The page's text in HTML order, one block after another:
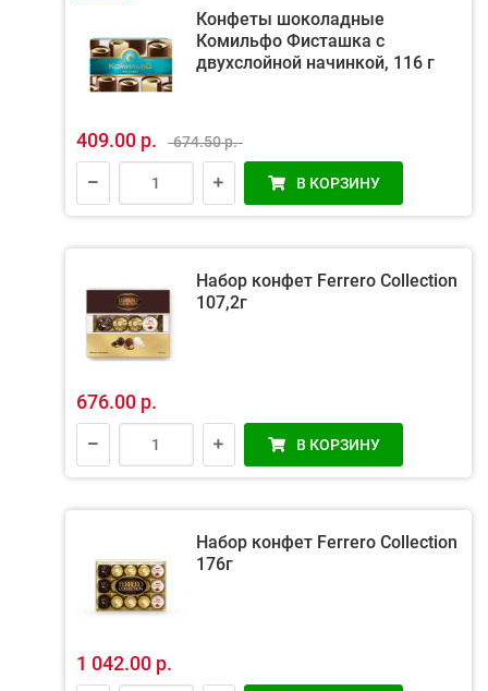
Конфеты шоколадные
Комильфо Фисташка с
двухслойной начинкой, 116 г
409.00 р. 674.50 р.
В КОРЗИНУ
Набор конфет Ferrero Collection
107,2г
676.00 р.
В КОРЗИНУ
Набор конфет Ferrero Collection
176г
1 042.00 р.